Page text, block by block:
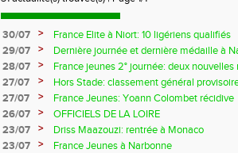
30/07 >
France Elite à Niort: 10 ligériens qualifiés
29/07
>
Dernière journée et dernière médaille à
28/07
>
France jeunes 2° journée: deux
27/07
>
Hors Stade: classement général
départemental
27/07 >
France Jeunes: Yoann Colombet récidive
26/07
>
OFFICIELS DE LA LOIRE
23/07
>
Driss Maazouzi: rentrée à Monaco
23/07
>
France Jeunes à Narbonne